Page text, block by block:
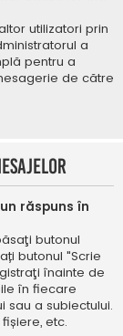
utilizatori prin
a
pentru a
de către
răspuns în
butonul
butonul "Scrie
înainte de
în fiecare
sau a subiectului.
etc.